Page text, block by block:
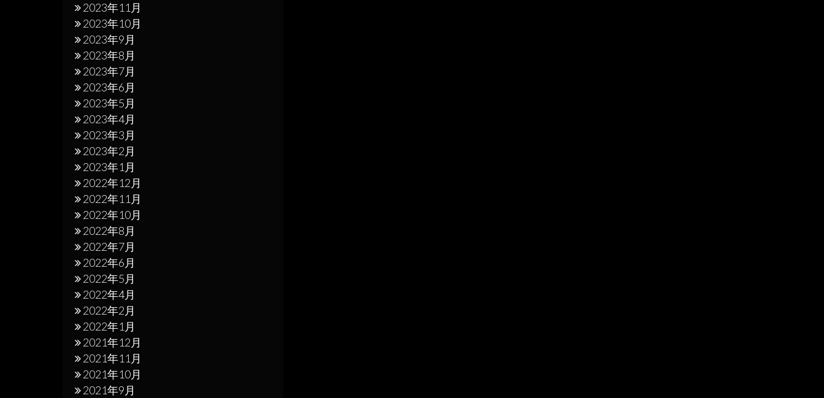
2023年11月
2023年10月
2023年9月
2023年8月
2023年7月
2023年6月
2023年5月
2023年4月
2023年3月
2023年2月
2023年1月
2022年12月
2022年11月
2022年10月
2022年8月
2022年7月
2022年6月
2022年5月
2022年4月
2022年2月
2022年1月
2021年12月
2021年11月
2021年10月
2021年9月